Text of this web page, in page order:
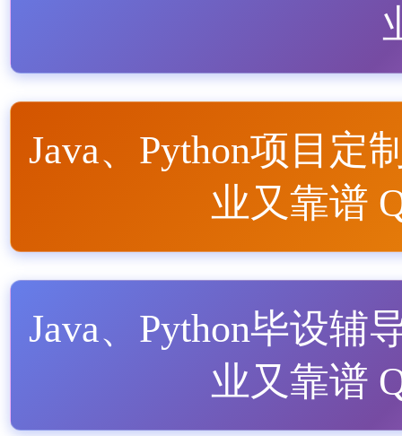
Java、Python项目定
业又靠谱
Java、Python毕设辅
业又靠谱